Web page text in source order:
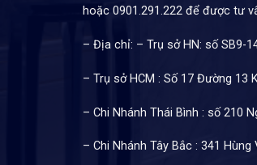
hoặc 0901.291.222 để được tư
– Địa chỉ: – Trụ sở HN: số SB9-
– Trụ sở HCM : Số 17 Đường 13
– Chi Nhánh Thái Bình : số 210
– Chi Nhánh Tây Bắc : 341